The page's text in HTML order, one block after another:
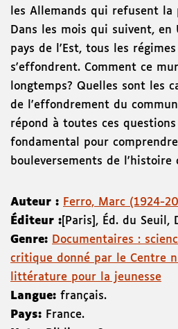
les Allemands qui refusent
Dans les mois qui suivent, en
pays de l'Est, tous les
s'effondrent. Comment ce
longtemps? Quelles sont les
de l'effondrement du
répond à toutes ces
fondamental pour
bouleversements de l'histoire
Auteur : Ferro, Marc (1924-
Éditeur : [Paris] , Éd. du Seuil ,
Genre: Documentaires :
critique donné par le Centre
littérature pour la jeunesse
Langue: français.
Pays: France.